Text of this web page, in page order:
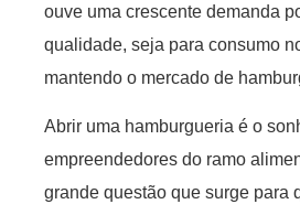
ouve uma crescente demanda
qualidade, seja para consumo
mantendo o mercado de
Abrir uma hamburgueria é o
empreendedores do ramo
grande questão que surge para